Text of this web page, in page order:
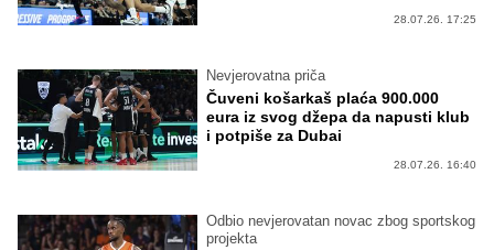
28.07.26. 17:25
Nevjerovatna priča
Čuveni košarkaš plaća 900.000
eura iz svog džepa da napusti klub
i potpiše za Dubai
28.07.26. 16:40
Odbio nevjerovatan novac zbog sportskog
projekta